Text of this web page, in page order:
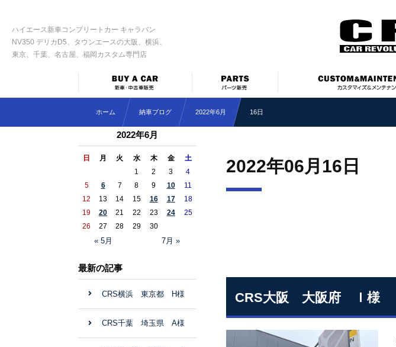
ハイエース新車コンプリートカー キャラバン
NV350 デリカD5、タウンエースの大阪、横浜、
東京、千葉、名古屋、福岡カスタム専門店
ホーム 納車ブログ 2022年6月 16日
2022年06月16日
CRS大阪 大阪府 Ｉ様
2022年6月
日 月 火 水 木 金 土
« 5月 7月 »
1 2 3
4
5
6 7 8 9 10
11
12
13 14 15 16 17
18
19
20 21 22 23 24
25
26
27 28 29 30
最新の記事
CRS横浜 東京都 H様
CRS千葉 埼玉県 A様